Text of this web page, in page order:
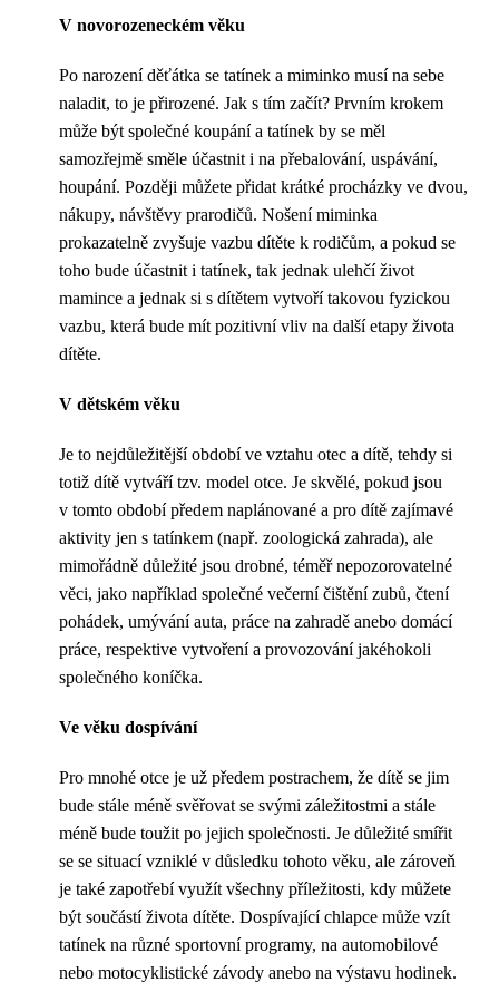
V novorozeneckém věku
Po narození děťátka se tatínek a miminko musí na sebe
naladit, to je přirozené. Jak s tím začít? Prvním krokem
může být společné koupání a tatínek by se měl
samozřejmě směle účastnit i na přebalování, uspávání,
houpání. Později můžete přidat krátké procházky ve dvou,
nákupy, návštěvy prarodičů. Nošení miminka
prokazatelně zvyšuje vazbu dítěte k rodičům, a pokud se
toho bude účastnit i tatínek, tak jednak ulehčí život
mamince a jednak si s dítětem vytvoří takovou fyzickou
vazbu, která bude mít pozitivní vliv na další etapy života
dítěte.
V dětském věku
Je to nejdůležitější období ve vztahu otec a dítě, tehdy si
totiž dítě vytváří tzv. model otce. Je skvělé, pokud jsou
v tomto období předem naplánované a pro dítě zajímavé
aktivity jen s tatínkem (např. zoologická zahrada), ale
mimořádně důležité jsou drobné, téměř nepozorovatelné
věci, jako například společné večerní čištění zubů, čtení
pohádek, umývání auta, práce na zahradě anebo domácí
práce, respektive vytvoření a provozování jakéhokoli
společného koníčka.
Ve věku dospívání
Pro mnohé otce je už předem postrachem, že dítě se jim
bude stále méně svěřovat se svými záležitostmi a stále
méně bude toužit po jejich společnosti. Je důležité smířit
se se situací vzniklé v důsledku tohoto věku, ale zároveň
je také zapotřebí využít všechny příležitosti, kdy můžete
být součástí života dítěte. Dospívající chlapce může vzít
tatínek na různé sportovní programy, na automobilové
nebo motocyklistické závody anebo na výstavu hodinek.